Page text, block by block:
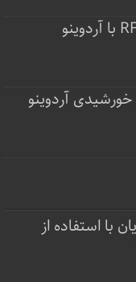
آردوینو
با استفاده از